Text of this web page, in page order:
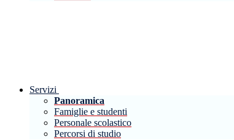
Servizi
Panoramica
Famiglie e studenti
Personale scolastico
Percorsi di studio